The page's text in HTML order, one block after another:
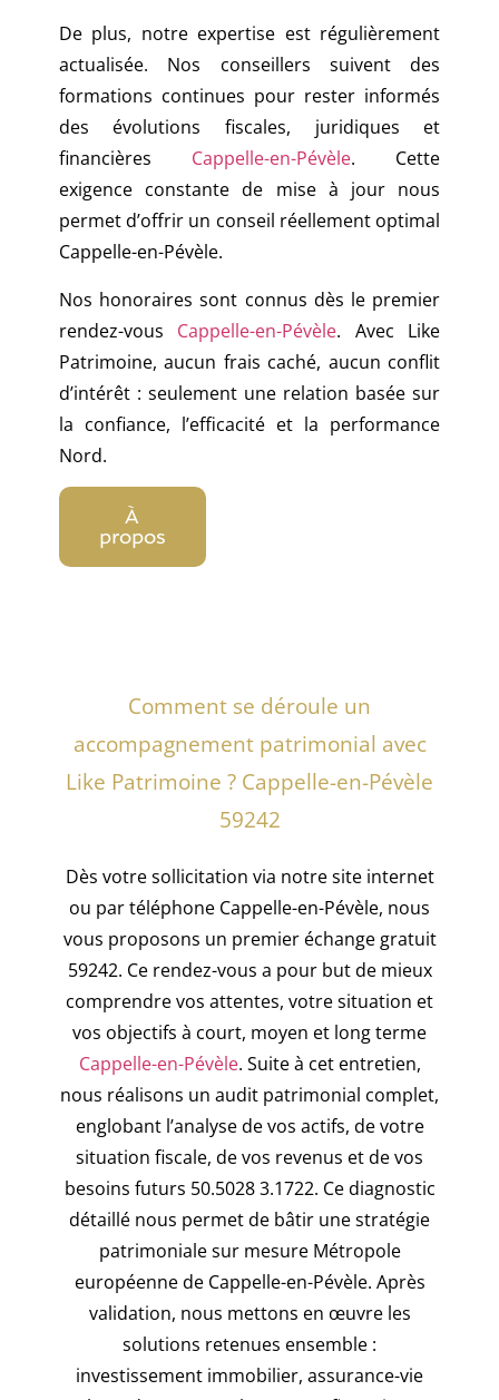
De plus, notre expertise est régulièrement
actualisée. Nos conseillers suivent des
formations continues pour rester informés
des évolutions fiscales, juridiques et
financières Cappelle-en-Pévèle. Cette
exigence constante de mise à jour nous
permet d’offrir un conseil réellement optimal
Cappelle-en-Pévèle.
Nos honoraires sont connus dès le premier
rendez-vous Cappelle-en-Pévèle. Avec Like
Patrimoine, aucun frais caché, aucun conflit
d’intérêt : seulement une relation basée sur
la confiance, l’efficacité et la performance
Nord.
À
propos
Comment se déroule un
accompagnement patrimonial avec
Like Patrimoine ? Cappelle-en-Pévèle
59242
Dès votre sollicitation via notre site internet
ou par téléphone Cappelle-en-Pévèle, nous
vous proposons un premier échange gratuit
59242. Ce rendez-vous a pour but de mieux
comprendre vos attentes, votre situation et
vos objectifs à court, moyen et long terme
Cappelle-en-Pévèle. Suite à cet entretien,
nous réalisons un audit patrimonial complet,
englobant l’analyse de vos actifs, de votre
situation fiscale, de vos revenus et de vos
besoins futurs 50.5028 3.1722. Ce diagnostic
détaillé nous permet de bâtir une stratégie
patrimoniale sur mesure Métropole
européenne de Cappelle-en-Pévèle. Après
validation, nous mettons en œuvre les
solutions retenues ensemble :
investissement immobilier, assurance-vie